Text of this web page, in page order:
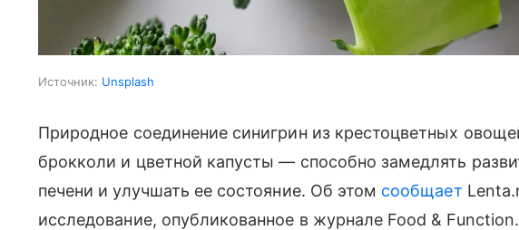
Источник: Unsplash
Природное соединение синигрин из крестоцветных
брокколи и цветной капусты — способно замедлять
печени и улучшать ее состояние. Об этом сообщает
исследование, опубликованное в журнале Food & Function.